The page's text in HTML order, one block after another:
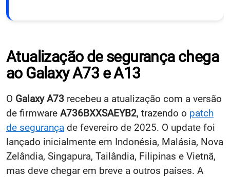
Atualização de segurança chega
ao Galaxy A73 e A13
O Galaxy A73 recebeu a atualização com a versão
de firmware A736BXXSAEYB2, trazendo o patch
de segurança de fevereiro de 2025. O update foi
lançado inicialmente em Indonésia, Malásia, Nova
Zelândia, Singapura, Tailândia, Filipinas e Vietnã,
mas deve chegar em breve a outros países. A